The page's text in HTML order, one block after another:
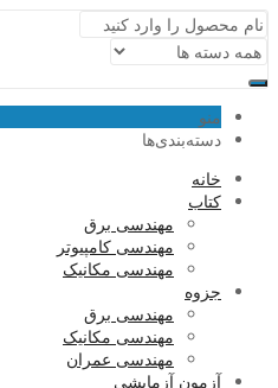
منو
دسته‌بندی‌ها
خانه
کتاب
مهندسی برق
مهندسی کامپیوتر
مهندسی مکانیک
جزوه
مهندسی برق
مهندسی مکانیک
مهندسی عمران
آزمون آزمایشی